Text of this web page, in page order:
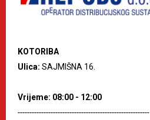
KOTORIBA
Ulica: SAJMIŠNA 16.
Vrijeme: 08:00 - 12:00
--------------------------------------------------------